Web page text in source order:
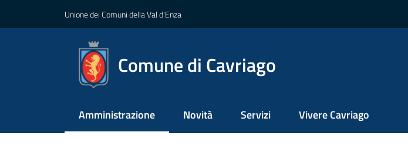
Unione dei Comuni della Val d'Enza
Comune di Cavriago
Amministrazione
Menu selezionato Novità Servizi Vivere Cavriago